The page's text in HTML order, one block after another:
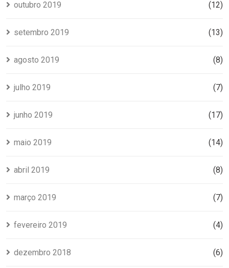
outubro 2019 (12)
setembro 2019 (13)
agosto 2019 (8)
julho 2019 (7)
junho 2019 (17)
maio 2019 (14)
abril 2019 (8)
março 2019 (7)
fevereiro 2019 (4)
dezembro 2018 (6)